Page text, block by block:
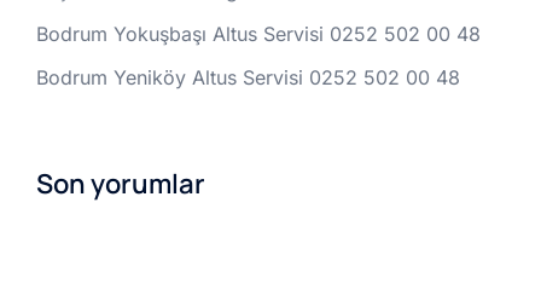
Bodrum Yokuşbaşı Altus Servisi 0252 502 00 48
Bodrum Yeniköy Altus Servisi 0252 502 00 48
Son yorumlar